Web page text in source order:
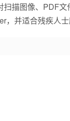
描图像、PDF
，并适合残疾人